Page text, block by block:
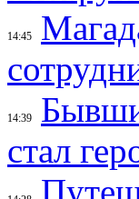
14:45
14:39
стал